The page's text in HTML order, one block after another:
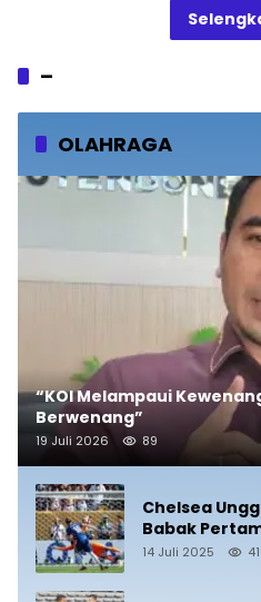
–
OLAHRAGA
“KOI Melampaui
Berwenang”
19 Juli 2026 89
Chelsea
Babak
Antarklub 2025
14 Juli 2025 41